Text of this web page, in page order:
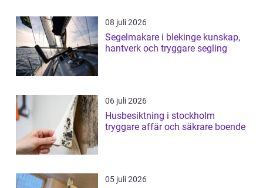
08 juli 2026
Segelmakare i blekinge kunskap,
hantverk och tryggare segling
06 juli 2026
Husbesiktning i stockholm
tryggare affär och säkrare boende
05 juli 2026